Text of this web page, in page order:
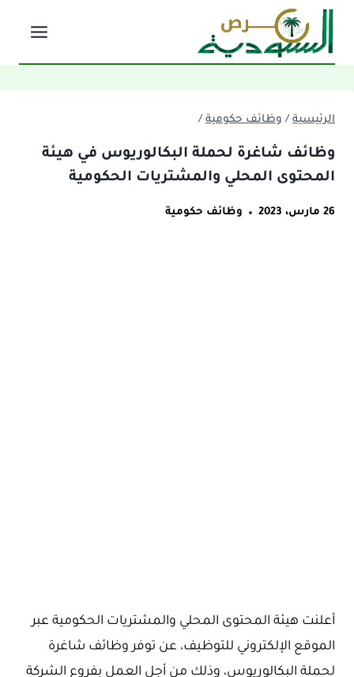
التجاوز
المحتوى
الرئيسية / وظائف حكومية /
وظائف شاغرة لحملة البكالوريوس في هيئة
المحتوى المحلي والمشتريات الحكومية
26 مارس، 2023 وظائف حكومية
أعلنت هيئة المحتوى المحلي والمشتريات الحكومية عبر
الموقع الإلكتروني للتوظيف، عن توفر وظائف شاغرة
لحملة البكالوريوس، وذلك من أجل العمل بفروع الشركة